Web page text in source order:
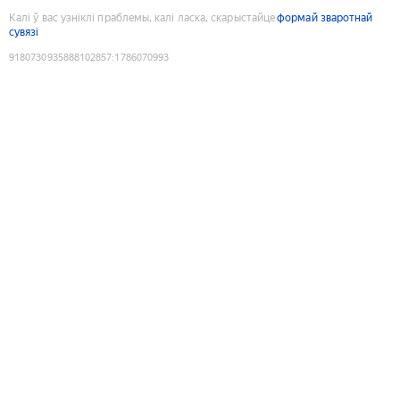
Калі ў вас узніклі праблемы, калі ласка, скарыстайцеформай зваротнай
сувязі
9180730935888102857:1786070993